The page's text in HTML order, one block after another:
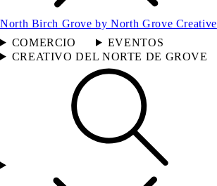
North Birch Grove by North Grove Creative
COMERCIO
EVENTOS
CREATIVO DEL NORTE DE GROVE